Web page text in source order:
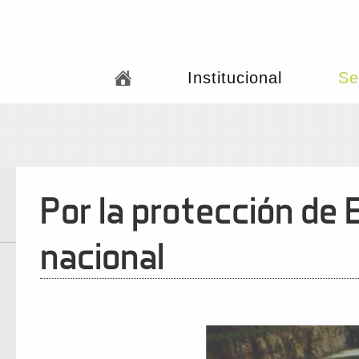
Institucional
Por la protección de
nacional